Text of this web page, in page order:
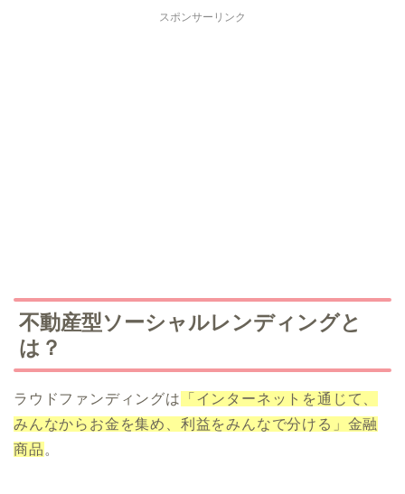
スポンサーリンク
不動産型ソーシャルレンディングと
は？
ラウドファンディングは
「インターネットを通じて、
みんなからお金を集め、利益をみんなで分ける」金融
商品 。